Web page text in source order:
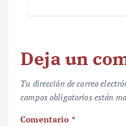
Deja un
Tu dirección de correo
campos obligatorios están
Comentario *